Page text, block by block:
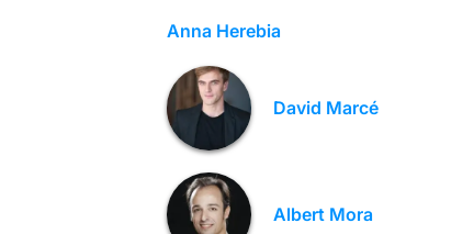
Anna Herebia
David Marcé
Albert Mora